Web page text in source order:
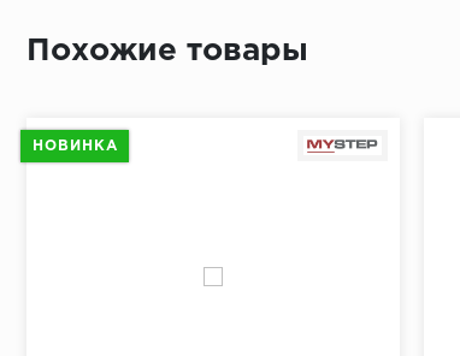
Похожие товары
НОВИНКА